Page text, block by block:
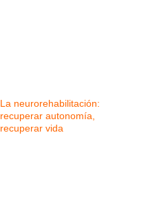
La neurorehabilitación:
recuperar autonomía,
recuperar vida